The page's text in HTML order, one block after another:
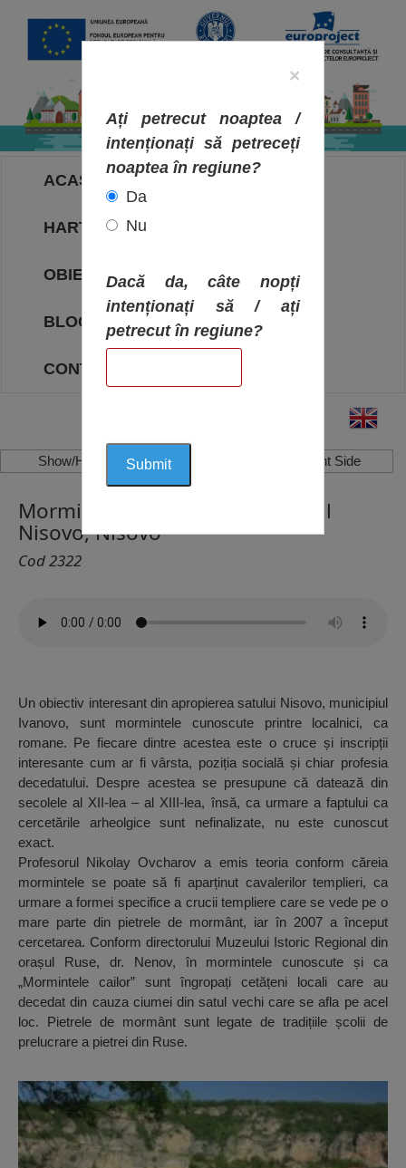
ACASA
HARTA OBIECTIVELOR
OBIECTIVE
BLOG
CONTACT
Show/Hide Left Side Show/Hide Right Side
Mormintele cailor de lângă satul
Nisovo, Nisovo
Cod 2322
Un obiectiv interesant din apropierea satului Nisovo, municipiul
Ivanovo, sunt mormintele cunoscute printre localnici, ca
romane. Pe fiecare dintre acestea este o cruce și inscripții
interesante cum ar fi vârsta, poziția socială și chiar profesia
decedatului. Despre acestea se presupune că datează din
secolele al XII-lea – al XIII-lea, însă, ca urmare a faptului ca
cercetările arheolgice sunt nefinalizate, nu este cunoscut
exact.
Profesorul Nikolay Ovcharov a emis teoria conform căreia
mormintele se poate să fi aparținut cavalerilor templieri, ca
urmare a formei specifice a crucii templiere care se vede pe o
mare parte din pietrele de mormânt, iar în 2007 a început
cercetarea. Conform directorului Muzeului Istoric Regional din
orașul Ruse, dr. Nenov, în mormintele cunoscute și ca
„Mormintele cailor” sunt îngropați cetățeni locali care au
decedat din cauza ciumei din satul vechi care se afla pe acel
loc. Pietrele de mormânt sunt legate de tradițiile școlii de
prelucrare a pietrei din Ruse.
×
Ați petrecut noaptea /
intenționați să petreceți
noaptea în regiune?
Da
Nu
Dacă da, câte nopți
intenționați să / ați
petrecut în regiune?